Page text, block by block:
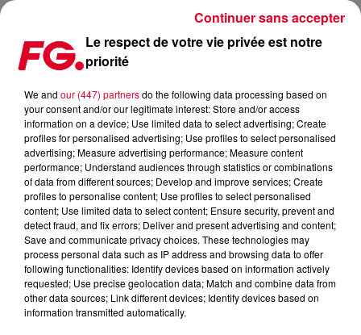
LA MUSIC STORY DU JOUR : MOME
Publié : 8 juin 2022 à 11h24 par Christophe HUBERT
Le respect de votre vie privée est notre
priorité
We and our (447) partnersdo the following data processing based on
your consent and/or our legitimate interest: Store and/or access
information on a device; Use limited data to select advertising; Create
profiles for personalised advertising; Use profiles to select personalised
advertising; Measure advertising performance; Measure content
performance; Understand audiences through statistics or combinations
of data from different sources; Develop and improve services; Create
profiles to personalise content; Use profiles to select personalised
content; Use limited data to select content; Ensure security, prevent and
detect fraud, and fix errors; Deliver and present advertising and content;
Save and communicate privacy choices. These technologies may
process personal data such as IP address and browsing data to offer
following functionalities: Identify devices based on information actively
requested; Use precise geolocation data; Match and combine data from
other data sources; Link different devices; Identify devices based on
information transmitted automatically.
Continuer sans accepter